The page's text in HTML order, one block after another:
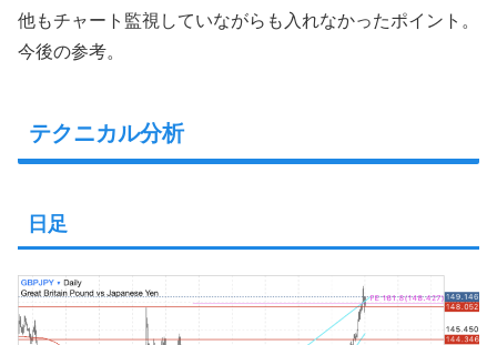
他もチャート監視していながらも入れなかったポイント。
今後の参考。
テクニカル分析
日足